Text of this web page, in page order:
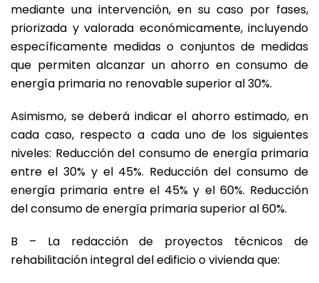
mediante una intervención, en su caso por fases,
priorizada y valorada económicamente, incluyendo
específicamente medidas o conjuntos de medidas
que permiten alcanzar un ahorro en consumo de
energía primaria no renovable superior al 30%.
Asimismo, se deberá indicar el ahorro estimado, en
cada caso, respecto a cada uno de los siguientes
niveles: Reducción del consumo de energía primaria
entre el 30% y el 45%. Reducción del consumo de
energía primaria entre el 45% y el 60%. Reducción
del consumo de energía primaria superior al 60%.
B – La redacción de proyectos técnicos de
rehabilitación integral del edificio o vivienda que: